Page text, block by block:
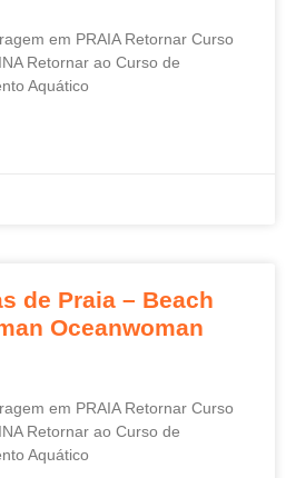
em PRAIA Retornar Curso
Retornar ao Curso de
Aquático
de Praia – Beach
Oceanwoman
em PRAIA Retornar Curso
Retornar ao Curso de
Aquático